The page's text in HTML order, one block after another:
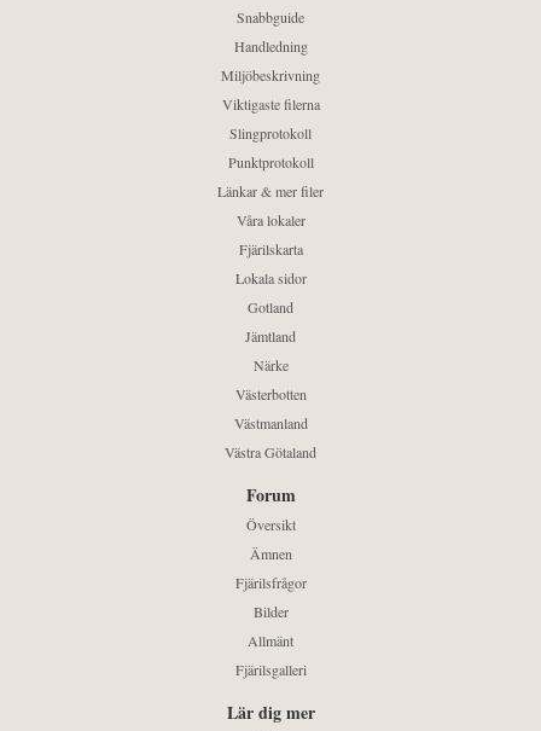
Snabbguide
Handledning
Miljöbeskrivning
Viktigaste filerna
Slingprotokoll
Punktprotokoll
Länkar & mer filer
Våra lokaler
Fjärilskarta
Lokala sidor
Gotland
Jämtland
Närke
Västerbotten
Västmanland
Västra Götaland
Forum
Översikt
Ämnen
Fjärilsfrågor
Bilder
Allmänt
Fjärilsgalleri
Lär dig mer